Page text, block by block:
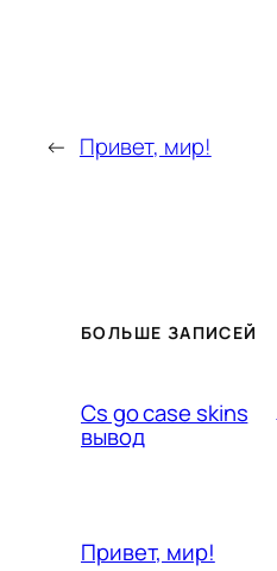
← Привет, мир!
БОЛЬШЕ ЗАПИСЕЙ
Cs go case skins
вывод
Привет, мир!